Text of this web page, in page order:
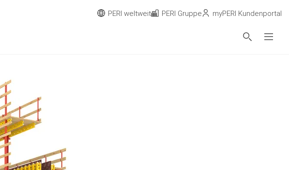
PERI weltweit PERI Gruppe myPERI Kundenportal